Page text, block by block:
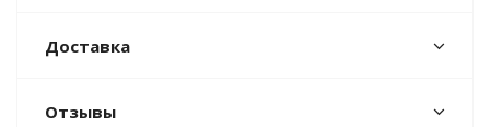
Доставка
Отзывы